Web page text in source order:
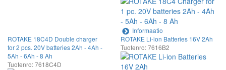
Informaatio
ROTAKE 18C4D Double charger
for 2 pcs. 20V batteries 2Ah - 4Ah -
5Ah - 6Ah - 8 Ah
Tuotenro: 7618C4D
ROTAKE Li-ion Batteries 16V 2Ah
Tuotenro: 7616B2